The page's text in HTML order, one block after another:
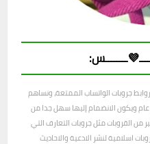
جروبات الواتساب الممتعة، ونساهم
ويكون الانضمام إليها سهل جدا من
من القروبات مثل جروبات التعارف التي
اسلامية لنشر الادعية والاحاديث